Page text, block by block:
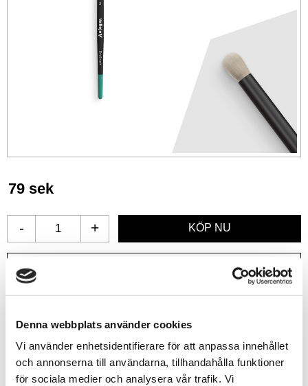
Denna webbplats använder cookies
Vi använder enhetsidentifierare för att anpassa innehållet
och annonserna till användarna, tillhandahålla funktioner
för sociala medier och analysera vår trafik. Vi
79 sek
+
-
Lägg till i favoriter
Leveranstid
skickas från oss inom 0-1 vardagar
Allmänt